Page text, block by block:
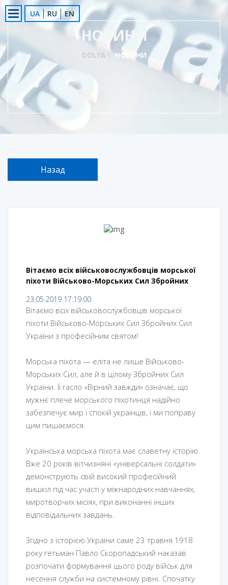
НОВИНИ
DOLYA \НОВИНИ
UA RU EN
Назад
Вітаємо всіх військовослужбовців морської
піхоти Військово-Морських Сил Збройних
23.05.2019 17:19:00
Вітаємо всіх військовослужбовців морської
піхоти Військово-Морських Сил Збройних Сил
України з професійним святом!
Морська піхота — еліта не лише Військово-
Морських Сил, але й в цілому Збройних Сил
України. Її гасло «Вірний завжди» означає, що
мужнє плече морського піхотинця надійно
забезпечує мир і спокій українців, і ми поправу
цим пишаємося.
Українська морська піхота має славетну історію.
Вже 20 років вітчизняні «універсальні солдати»
демонструють свій високий професійний
вишкіл під час участі у міжнародних навчаннях,
миротворчих місіях, при виконанні інших
відповідальних завдань.
Згідно з історією України саме 23 травня 1918
року гетьман Павло Скоропадський наказав
розпочати формування цього роду військ для
несення служби на системному рівні. Спочатку